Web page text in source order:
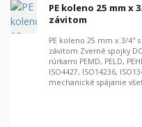
PE koleno 25 mm x
závitom
PE koleno 25 mm x 3/4"
závitom Zverné spojky
rúrkami PEMD, PELD,
ISO4427, ISO14236,
mechanické spájanie